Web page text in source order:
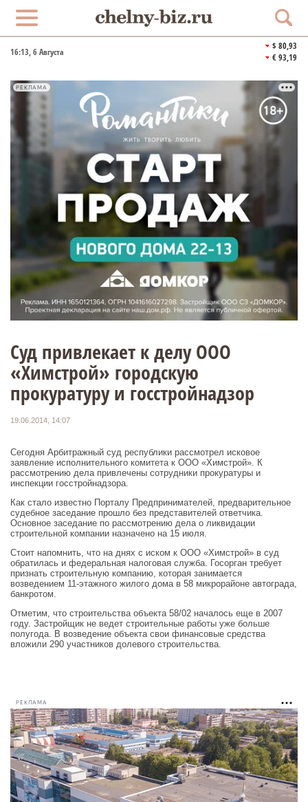
16:13, 6 Августа
$ 80,93
€ 93,19
РЕКЛАМА
Суд привлекает к делу ООО
«Химстрой» городскую
прокуратуру и госстройнадзор
19.06.2014, 14:07
Сегодня Арбитражный суд республики рассмотрел исковое
заявление исполнительного комитета к ООО «Химстрой». К
рассмотрению дела привлечены сотрудники прокуратуры и
инспекции госстройнадзора.
Как стало известно Порталу Предпринимателей, предварительное
судебное заседание прошло без представителей ответчика.
Основное заседание по рассмотрению дела о ликвидации
строительной компании назначено на 15 июля.
Стоит напомнить, что на днях с иском к ООО «Химстрой» в суд
обратилась и федеральная налоговая служба. Госорган требует
признать строительную компанию, которая занимается
возведением 11-этажного жилого дома в 58 микрорайоне автограда,
банкротом.
Отметим, что строительства объекта 58/02 началось еще в 2007
году. Застройщик не ведет строительные работы уже больше
полугода. В возведение объекта свои финансовые средства
вложили 290 участников долевого строительства.
РЕКЛАМА